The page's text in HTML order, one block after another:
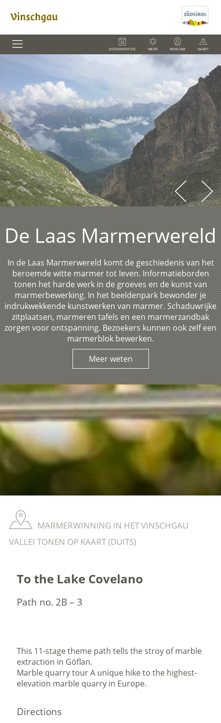
EVENEMENTEN WEER WEBCAM KAART
De Laas Marmerwereld
In de Laas Marmerwereld komt de geschiedenis van het
beroemde witte marmer tot leven. Informatieborden
tonen het harde werk in de groeves en de kunst van
marmerbewerking. In het beeldenpark bewonder je
indrukwekkende kunstwerken van marmer. Schaduwrijke
zitplaatsen, marmeren tafels en een marmerzandbak
zorgen voor ontspanning. Bezoekers kunnen ook zelf een
marmerblok bewerken.
Meer weten
MARMERWINNING IN HET VINSCHGAU
VALLEI TONEN OP KAART (DUITS)
To the Lake Covelano
Path no. 2B – 3
This 11-stage theme path tells the stroy of marble
extraction in Göflan.
Marble quarry tour A unique hike to the highest-
elevation marble quarry in Europe.
Directions